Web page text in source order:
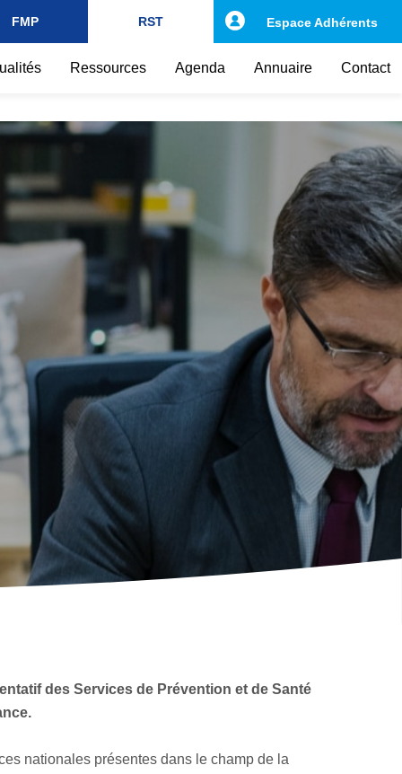
FMP RST
Ressources Agenda Annuaire Contact
Espace Adhérents
des Services de Prévention et de Santé
nationales présentes dans le champ de la